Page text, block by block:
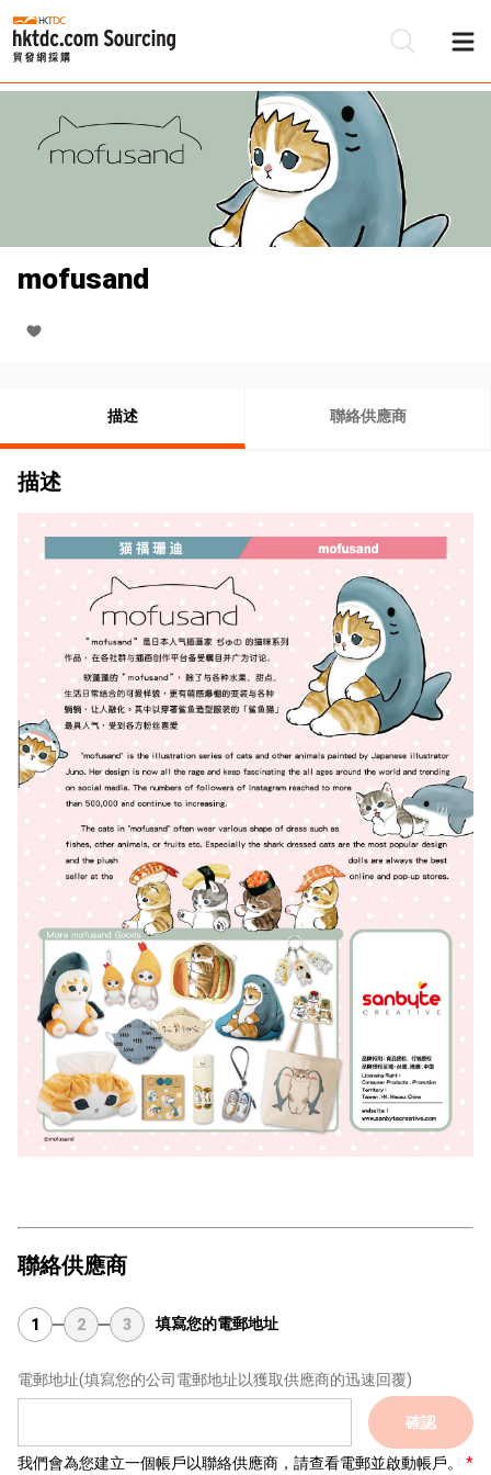
mofusand
描述 聯絡供應商
描述
聯絡供應商
1 2 3 填寫您的電郵地址
電郵地址(填寫您的公司電郵地址以獲取供應商的迅速回覆)
確認
我們會為您建立一個帳戶以聯絡供應商，請查看電郵並啟動帳戶。